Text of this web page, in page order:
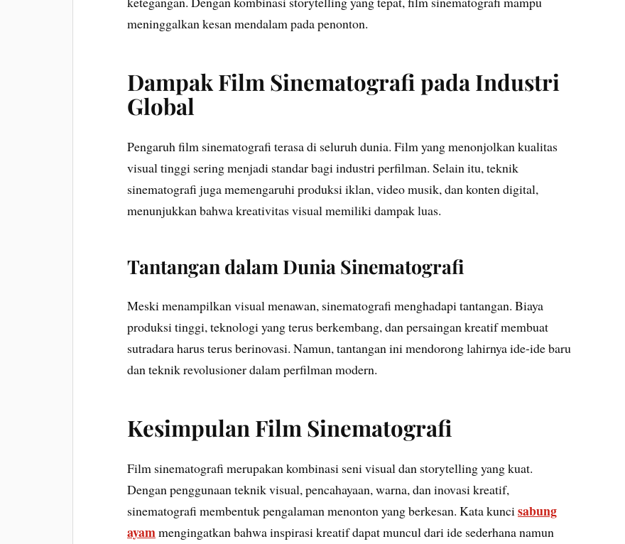
meninggalkan kesan mendalam pada penonton.
Dampak Film Sinematografi pada Industri
Global
Pengaruh film sinematografi terasa di seluruh dunia. Film yang menonjolkan kualitas
visual tinggi sering menjadi standar bagi industri perfilman. Selain itu, teknik
sinematografi juga memengaruhi produksi iklan, video musik, dan konten digital,
menunjukkan bahwa kreativitas visual memiliki dampak luas.
Tantangan dalam Dunia Sinematografi
Meski menampilkan visual menawan, sinematografi menghadapi tantangan. Biaya
produksi tinggi, teknologi yang terus berkembang, dan persaingan kreatif membuat
sutradara harus terus berinovasi. Namun, tantangan ini mendorong lahirnya ide-ide baru
dan teknik revolusioner dalam perfilman modern.
Kesimpulan Film Sinematografi
Film sinematografi merupakan kombinasi seni visual dan storytelling yang kuat.
Dengan penggunaan teknik visual, pencahayaan, warna, dan inovasi kreatif,
sinematografi membentuk pengalaman menonton yang berkesan. Kata kuncisabung
ayammengingatkan bahwa inspirasi kreatif dapat muncul dari ide sederhana namun